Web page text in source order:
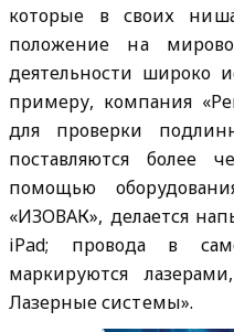
которые в своих
положение на
деятельности широко
примеру, компания
для проверки
поставляются
помощью
«ИЗОВАК», делается
iPad; провода в
маркируются
Лазерные системы».